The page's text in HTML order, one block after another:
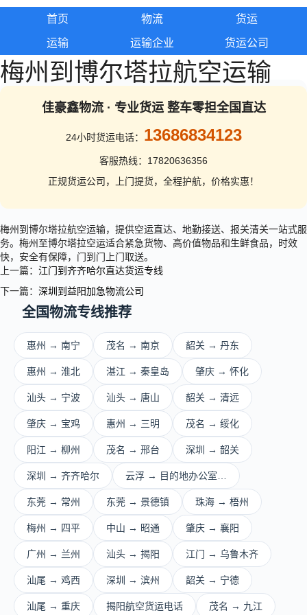
首页 物流 货运
运输 运输企业 货运公司
梅州到博尔塔拉航空运输
佳豪鑫物流 · 专业货运 整车零担全国直达
24小时货运电话： 13686834123
客服热线：17820636356
正规货运公司，上门提货，全程护航，价格实惠！
梅州到博尔塔拉航空运输，提供空运直达、地勤接送、报关清关一站式服
务。梅州至博尔塔拉空运适合紧急货物、高价值物品和生鲜食品，时效
快，安全有保障，门到门上门取送。
上一篇： 江门到齐齐哈尔直达货运专线
下一篇： 深圳到益阳加急物流公司
全国物流专线推荐
惠州 → 南宁 茂名 → 南京 韶关 → 丹东
惠州 → 淮北 湛江 → 秦皇岛 肇庆 → 怀化
汕头 → 宁波 汕头 → 唐山 韶关 → 清远
肇庆 → 宝鸡 惠州 → 三明 茂名 → 绥化
阳江 → 柳州 茂名 → 邢台 深圳 → 韶关
深圳 → 齐齐哈尔 云浮 → 目的地办公室…
东莞 → 常州 东莞 → 景德镇 珠海 → 梧州
梅州 → 四平 中山 → 昭通 肇庆 → 襄阳
广州 → 兰州 汕头 → 揭阳 江门 → 乌鲁木齐
汕尾 → 鸡西 深圳 → 滨州 韶关 → 宁德
汕尾 → 重庆 揭阳航空货运电话 茂名 → 九江